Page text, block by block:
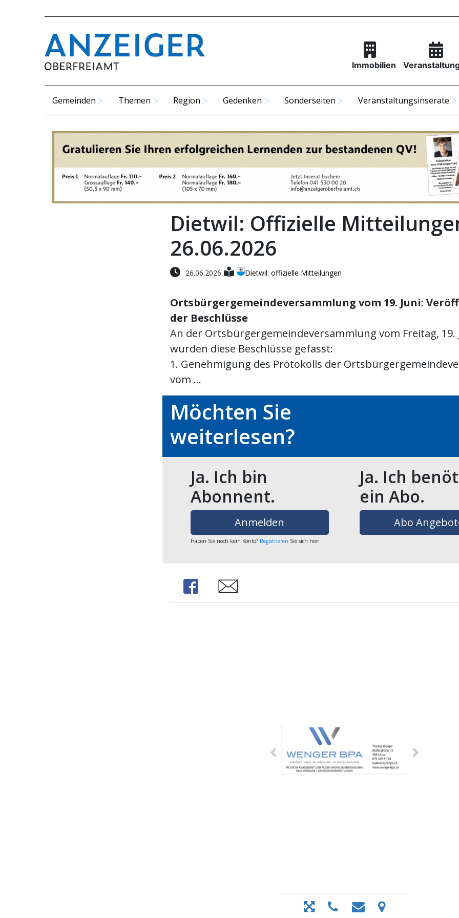
Immobilien
Gemeinden Themen Region Gedenken Sonderseiten Veranstaltungsinserate
Dietwil: Offizielle
26.06.2026
26.06.2026 Dietwil: offizielle Mitteilungen
Ortsbürgergemeindeversammlung vom 19. Juni:
der Beschlüsse
An der Ortsbürgergemeindeversammlung vom Freitag, 19.
wurden diese Beschlüsse gefasst:
1. Genehmigung des Protokolls der
vom ...
Möchten Sie
weiterlesen?
Ja. Ich bin
Abonnent.
Anmelden
Haben Sie noch kein Konto?Registrieren Sie sich hier
Ja. Ich
ein Abo.
Abo
Share Share